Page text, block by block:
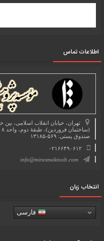
اطلاعات تماس
صندوق پستی: ۵۶۹-۱۳۱۸۵
۰۲۱۶۶۴۹۰۶۱۲
info@mirasmaktoob.com
انتخاب زبان
فارسی